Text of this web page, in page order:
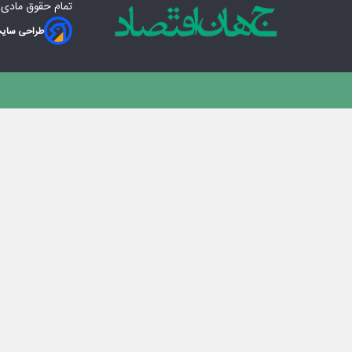
تمام حقوق
طراحی